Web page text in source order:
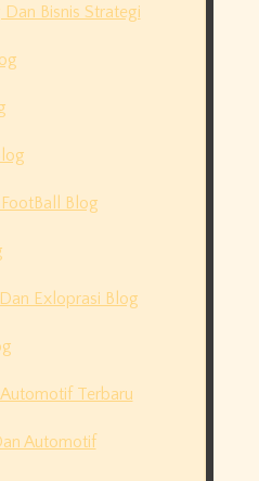
Dan Bisnis Strategi
Blog
Exloprasi Blog
Terbaru
Automotif